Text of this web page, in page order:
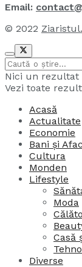
Email:
© 2022
Nici un rezultat
Vezi toate
Acasă
Actualitate
Economie
Bani și
Cultura
Monden
Lifestyle
Moda
Casă
Diverse